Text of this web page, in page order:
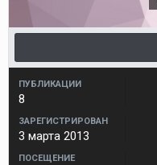
ПУБЛИКАЦИИ
8
ЗАРЕГИСТРИРОВАН
3 марта 2013
ПОСЕЩЕНИЕ